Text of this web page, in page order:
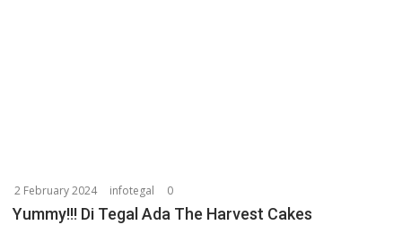
2 February 2024 infotegal 0
Yummy!!! Di Tegal Ada The Harvest Cakes